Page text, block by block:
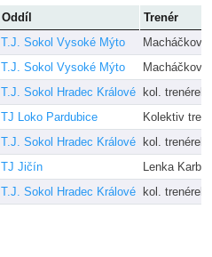
Oddíl
Trenér
T.J. Sokol Vysoké Mýto
Macháčková
T.J. Sokol Vysoké Mýto
Macháčková
T.J. Sokol Hradec Králové
kol. trenérek
TJ Loko Pardubice
Kolektiv
T.J. Sokol Hradec Králové
kol. trenérek
TJ Jičín
Lenka
T.J. Sokol Hradec Králové kol. trenérek